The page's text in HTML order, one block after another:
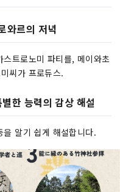
와르의 저녁
트로노미 파티를, 메이와초
씨가 프로듀스.
한 능력의 감상 해설
알기 쉽게 해설합니다.